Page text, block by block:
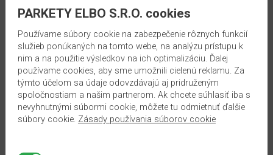
m2
Skladom:2035 m 2
Popis
PARKETY ELBO S.R.O. cookies
Používame súbory cookie na zabezpečenie rôznych funkcií
služieb ponúkaných na tomto webe, na analýzu prístupu k
nim a na použitie výsledkov na ich optimalizáciu. Ďalej
používame cookies, aby sme umožnili cielenú reklamu. Za
týmto účelom sa údaje odovzdávajú aj pridruženým
spoločnostiam a našim partnerom. Ak chcete súhlasiť iba s
nevyhnutnými súbormi cookie, môžete tu odmietnuť ďalšie
súbory cookie. Zásady používania súborov cookie